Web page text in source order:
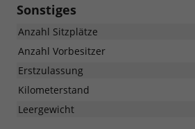
Sonstiges
Anzahl Sitzplätze
Anzahl Vorbesitzer
Erstzulassung
Kilometerstand
Leergewicht